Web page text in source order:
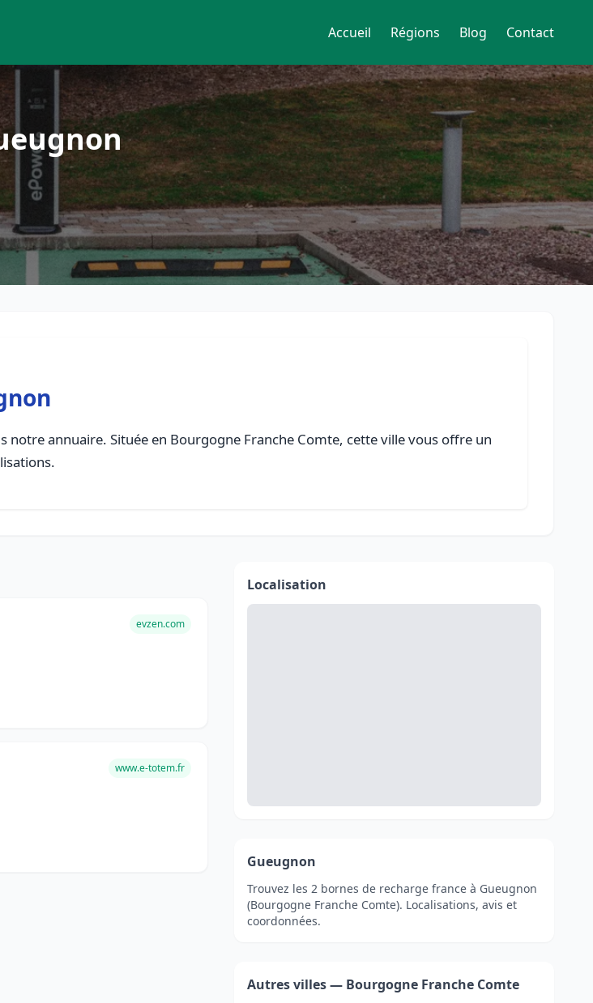
Accueil Régions Blog Contact
notre annuaire. Située en Bourgogne Franche Comte, cette ville vous offre un
evzen.com
www.e-totem.fr
Localisation
Gueugnon
Trouvez les 2 bornes de recharge france à Gueugnon
(Bourgogne Franche Comte). Localisations, avis et
coordonnées.
Autres villes — Bourgogne Franche Comte